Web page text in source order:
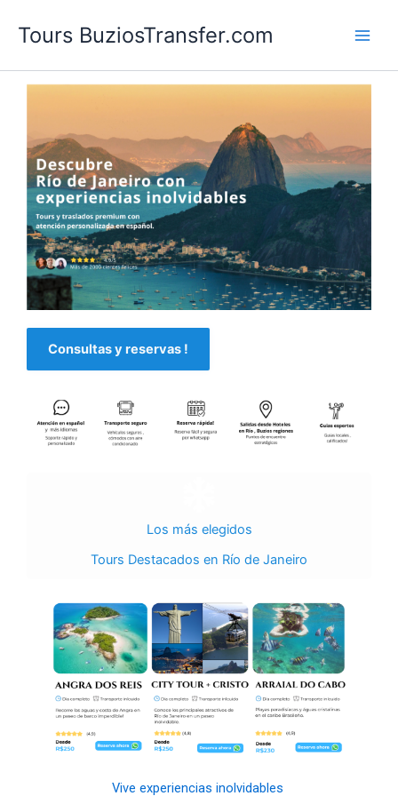
Tours BuziosTransfer.com
Consultas y reservas !
Los más elegidos
Tours Destacados en Río de Janeiro
Tours Destacados en Buzios y región
Los más elegidos
Vive experiencias inolvidables